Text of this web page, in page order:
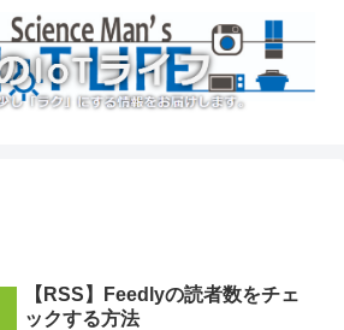
【RSS】Feedlyの読者数をチェ
ックする方法